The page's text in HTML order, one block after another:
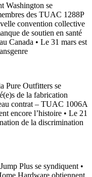
Washington se
des TUAC 1288P
convention collective
de soutien en santé
Canada • Le 31 mars est
Pure Outfitters se
de la fabrication
contrat – TUAC 1006A
encore l’histoire • Le 21
de la discrimination
Plus se syndiquent •
Hardware obtiennent